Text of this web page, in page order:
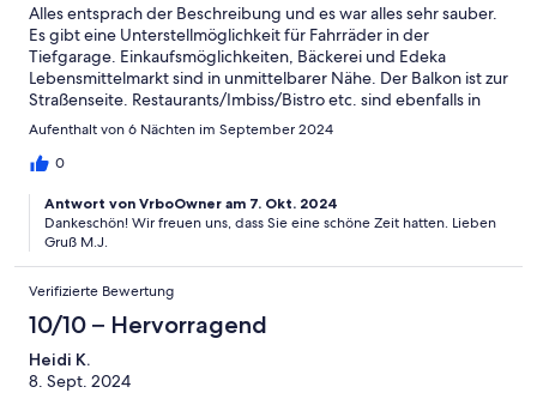
Alles entsprach der Beschreibung und es war alles sehr sauber.
Es gibt eine Unterstellmöglichkeit für Fahrräder in der
Tiefgarage. Einkaufsmöglichkeiten, Bäckerei und Edeka
Lebensmittelmarkt sind in unmittelbarer Nähe. Der Balkon ist zur
Straßenseite. Restaurants/Imbiss/Bistro etc. sind ebenfalls in
unmittelbarer Nähe 👍👍. Wir hatten eine sehr schöne Woche in
Aufenthalt von 6 Nächten im September 2024
0
Antwort von VrboOwner am 7. Okt. 2024
Dankeschön! Wir freuen uns, dass Sie eine schöne Zeit hatten. Lieben
Gruß M.J.
Verifizierte Bewertung
10/10 – Hervorragend
Heidi K.
8. Sept. 2024